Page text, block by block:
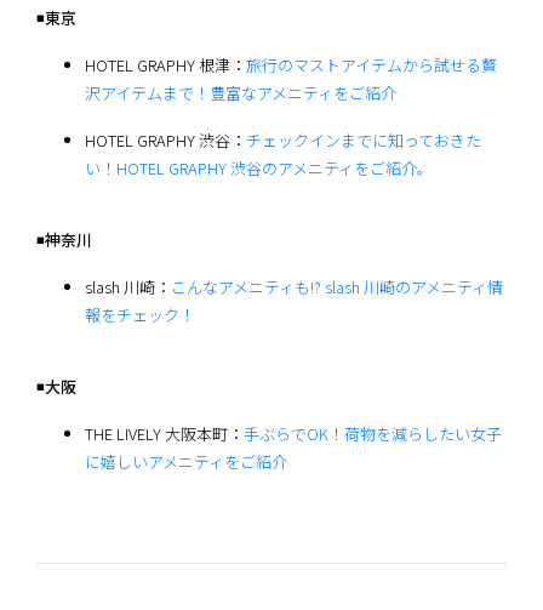
◾️東京
HOTEL GRAPHY 根津： 旅行のマストアイテムから試せる贅
沢アイテムまで！豊富なアメニティをご紹介
HOTEL GRAPHY 渋谷： チェックインまでに知っておきた
い！HOTEL GRAPHY 渋谷のアメニティをご紹介。
◾️神奈川
slash 川崎： こんなアメニティも!? slash 川崎のアメニティ情
報をチェック！
◾️大阪
THE LIVELY 大阪本町： 手ぶらでOK！荷物を減らしたい女子
に嬉しいアメニティをご紹介